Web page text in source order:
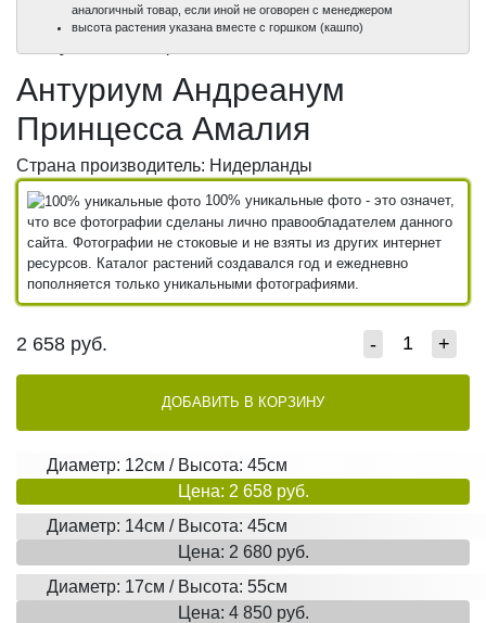
100%
100%
100%
100%
100%
аналогичный товар, если иной не оговорен с менеджером
высота растения указана вместе с горшком (кашпо)
Антуриум Андреанум
Принцесса Амалия
Страна производитель: Нидерланды
100% уникальные фото - это означет,
что все фотографии сделаны лично правообладателем данного
сайта. Фотографии не стоковые и не взяты из других интернет
ресурсов. Каталог растений создавался год и ежедневно
пополняется только уникальными фотографиями.
2 658 руб. - +
ДОБАВИТЬ В КОРЗИНУ
Диаметр: 12см / Высота: 45см
Цена: 2 658 руб.
Диаметр: 14см / Высота: 45см
Цена: 2 680 руб.
Диаметр: 17см / Высота: 55см
Цена: 4 850 руб.